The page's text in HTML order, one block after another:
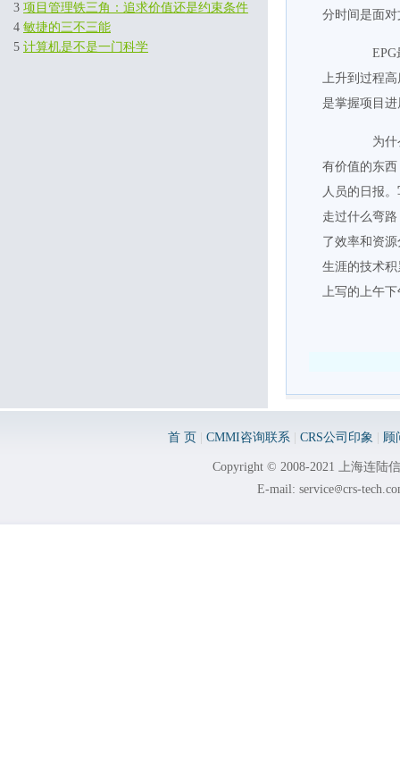
分时间是面
EPG最
上升到过程
是掌握项目
为什
有价值的东
人员的日报
走过什么弯
了效率和资
生涯的技术
上写的上午
3 项目管理铁三角：追求价值还是约束条件
4 敏捷的三不三能
5 计算机是不是一门科学
首 页 CMMI咨询联系 CRS公司印象 顾
Copyright © 2008-2021 上海连陆
E-mail: service
crs-